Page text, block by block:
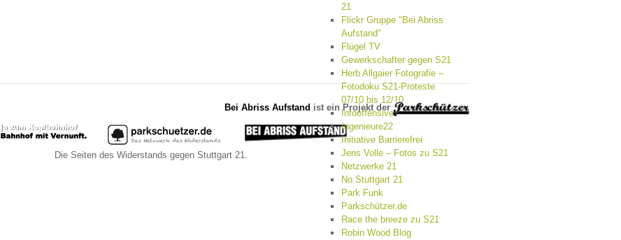
21
Flickr Gruppe "Bei Abriss
Aufstand"
Flügel TV
Gewerkschafter gegen S21
Herb Allgaier Fotografie –
Fotodoku S21-Proteste
07/10 bis 12/10
Infooffensive
Ingenieure22
Initiative Barrierefrei
Jens Volle – Fotos zu S21
Netzwerke 21
No Stuttgart 21
Park Funk
Parkschützer.de
Race the breeze zu S21
Robin Wood Blog
Bei Abriss Aufstand ist ein Projekt der
Die Seiten des Widerstands gegen Stuttgart 21.